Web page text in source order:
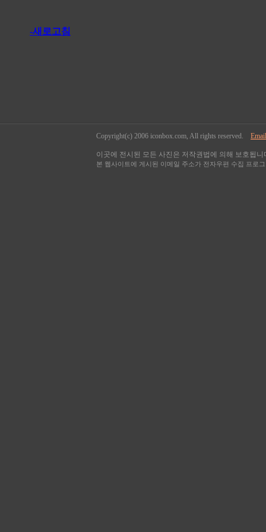
-새로고침
Copyright(c) 2006 iconbox.com, All rights reserved.
이곳에 전시된 모든 사진은 저작권법에 의해 보호됩
본 웹사이트에 게시된 이메일 주소가 전자우편 수집 프로